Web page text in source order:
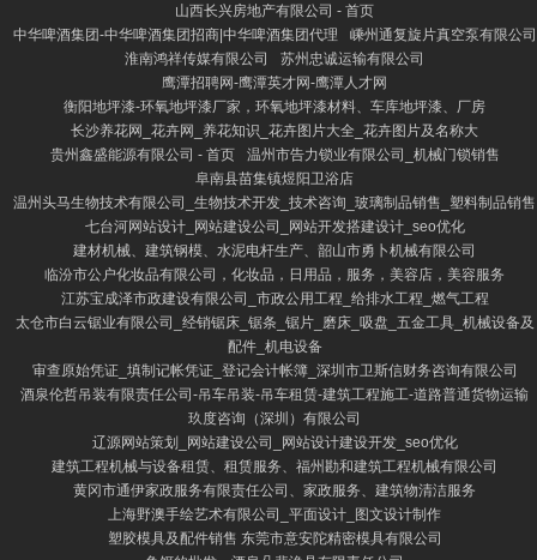
山西长兴房地产有限公司 - 首页
中华啤酒集团-中华啤酒集团招商|中华啤酒集团代理
嵊州通复旋片真空泵有限公司
淮南鸿祥传媒有限公司
苏州忠诚运输有限公司
鹰潭招聘网-鹰潭英才网-鹰潭人才网
衡阳地坪漆-环氧地坪漆厂家，环氧地坪漆材料、车库地坪漆、厂房
长沙养花网_花卉网_养花知识_花卉图片大全_花卉图片及名称大
贵州鑫盛能源有限公司 - 首页
温州市告力锁业有限公司_机械门锁销售
阜南县苗集镇煜阳卫浴店
温州头马生物技术有限公司_生物技术开发_技术咨询_玻璃制品销售_塑料制品销售
七台河网站设计_网站建设公司_网站开发搭建设计_seo优化
建材机械、建筑钢模、水泥电杆生产、韶山市勇卜机械有限公司
临汾市公户化妆品有限公司，化妆品，日用品，服务，美容店，美容服务
江苏宝成泽市政建设有限公司_市政公用工程_给排水工程_燃气工程
太仓市白云锯业有限公司_经销锯床_锯条_锯片_磨床_吸盘_五金工具_机械设备及
配件_机电设备
审查原始凭证_填制记帐凭证_登记会计帐簿_深圳市卫斯信财务咨询有限公司
酒泉伦哲吊装有限责任公司-吊车吊装-吊车租赁-建筑工程施工-道路普通货物运输
玖度咨询（深圳）有限公司
辽源网站策划_网站建设公司_网站设计建设开发_seo优化
建筑工程机械与设备租赁、租赁服务、福州勘和建筑工程机械有限公司
黄冈市通伊家政服务有限责任公司、家政服务、建筑物清洁服务
上海野澳手绘艺术有限公司_平面设计_图文设计制作
塑胶模具及配件销售 东莞市意安陀精密模具有限公司